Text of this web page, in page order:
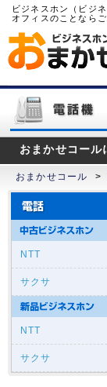
ビジネスホン（ビジ
オフィスのことなら
おまかせコール
おまかせコール >
NTT
サクサ
NTT
サクサ